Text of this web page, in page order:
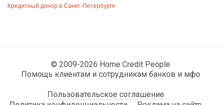
Кредитный донор в Санкт-Петербурге
© 2009-2026 Home Credit People
Помощь клиентам и сотрудникам банков и мфо
Пользовательское соглашение